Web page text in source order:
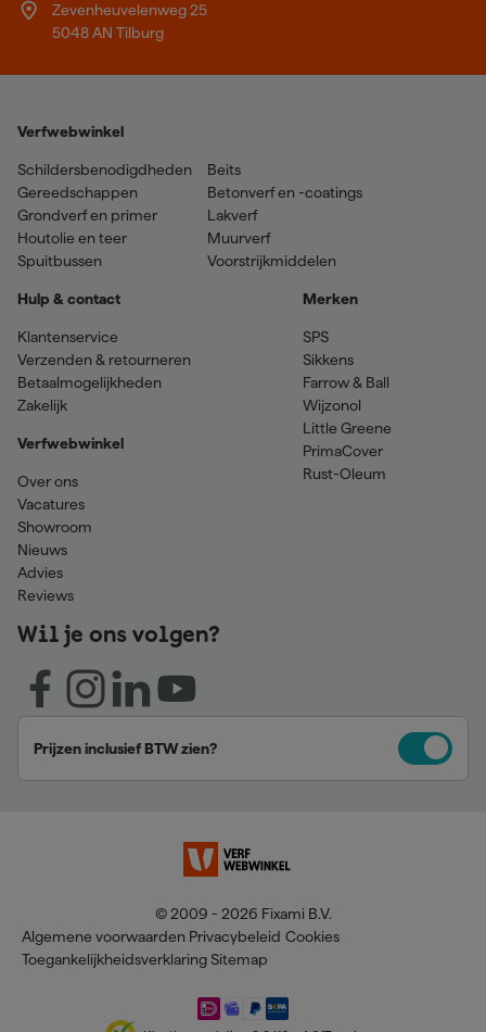
Zevenheuvelenweg 25
5048 AN Tilburg
Verfwebwinkel
Schildersbenodigdheden
Gereedschappen
Grondverf en primer
Houtolie en teer
Spuitbussen
Beits
Betonverf en -coatings
Lakverf
Muurverf
Voorstrijkmiddelen
Hulp & contact
Klantenservice
Verzenden & retourneren
Betaalmogelijkheden
Zakelijk
Verfwebwinkel
Over ons
Vacatures
Showroom
Nieuws
Advies
Reviews
Merken
SPS
Sikkens
Farrow & Ball
Wijzonol
Little Greene
PrimaCover
Rust-Oleum
Wil je ons volgen?
Prijzen inclusief BTW zien?
© 2009 - 2026 Fixami B.V.
Algemene voorwaarden Privacybeleid Cookies
Toegankelijkheidsverklaring Sitemap